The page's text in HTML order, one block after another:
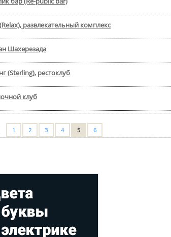
пїЅпїЅпїЅпїЅпїЅ
пїЅпїЅпїЅпїЅпїЅпїЅ
развлекательный комплекс
Шахерезада
(Sterling), рестоклуб
клуб
1 2 3 4 5 6